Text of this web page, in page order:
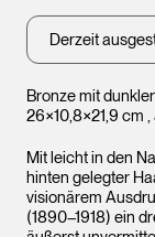
Bronze mit
26×10,8×21,9 cm
Derzeit
Mit leicht in den
hinten gelegter
visionärem
(1890–1918) ein